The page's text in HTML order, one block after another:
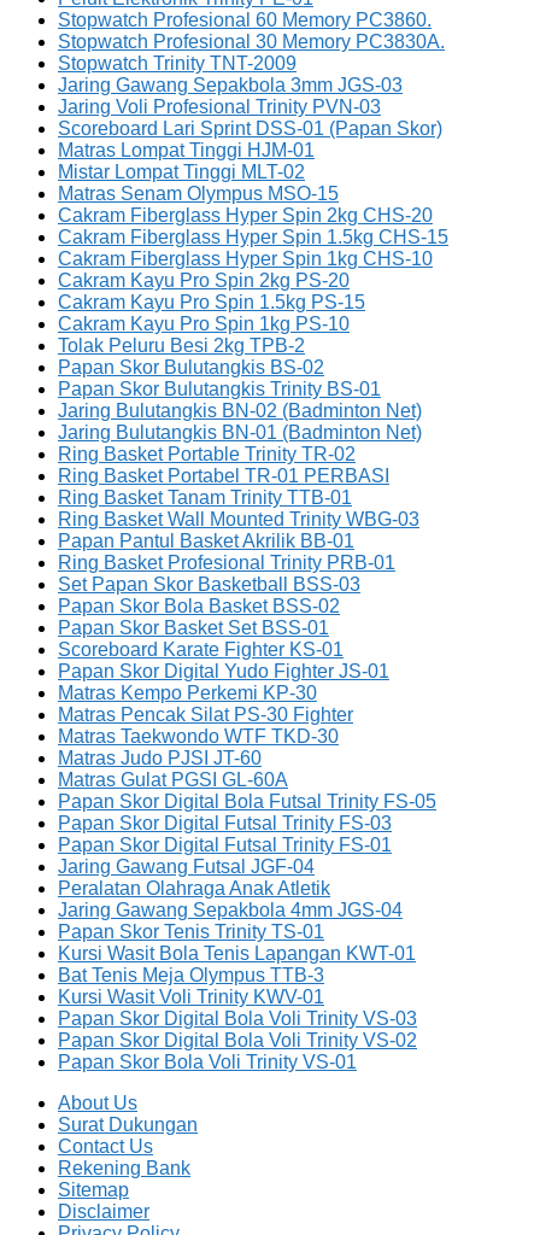
Stopwatch Profesional 60 Memory PC3860.
Stopwatch Profesional 30 Memory PC3830A.
Stopwatch Trinity TNT-2009
Jaring Gawang Sepakbola 3mm JGS-03
Jaring Voli Profesional Trinity PVN-03
Scoreboard Lari Sprint DSS-01 (Papan Skor)
Matras Lompat Tinggi HJM-01
Mistar Lompat Tinggi MLT-02
Matras Senam Olympus MSO-15
Cakram Fiberglass Hyper Spin 2kg CHS-20
Cakram Fiberglass Hyper Spin 1.5kg CHS-15
Cakram Fiberglass Hyper Spin 1kg CHS-10
Cakram Kayu Pro Spin 2kg PS-20
Cakram Kayu Pro Spin 1.5kg PS-15
Cakram Kayu Pro Spin 1kg PS-10
Tolak Peluru Besi 2kg TPB-2
Papan Skor Bulutangkis BS-02
Papan Skor Bulutangkis Trinity BS-01
Jaring Bulutangkis BN-02 (Badminton Net)
Jaring Bulutangkis BN-01 (Badminton Net)
Ring Basket Portable Trinity TR-02
Ring Basket Portabel TR-01 PERBASI
Ring Basket Tanam Trinity TTB-01
Ring Basket Wall Mounted Trinity WBG-03
Papan Pantul Basket Akrilik BB-01
Ring Basket Profesional Trinity PRB-01
Set Papan Skor Basketball BSS-03
Papan Skor Bola Basket BSS-02
Papan Skor Basket Set BSS-01
Scoreboard Karate Fighter KS-01
Papan Skor Digital Yudo Fighter JS-01
Matras Kempo Perkemi KP-30
Matras Pencak Silat PS-30 Fighter
Matras Taekwondo WTF TKD-30
Matras Judo PJSI JT-60
Matras Gulat PGSI GL-60A
Papan Skor Digital Bola Futsal Trinity FS-05
Papan Skor Digital Futsal Trinity FS-03
Papan Skor Digital Futsal Trinity FS-01
Jaring Gawang Futsal JGF-04
Peralatan Olahraga Anak Atletik
Jaring Gawang Sepakbola 4mm JGS-04
Papan Skor Tenis Trinity TS-01
Kursi Wasit Bola Tenis Lapangan KWT-01
Bat Tenis Meja Olympus TTB-3
Kursi Wasit Voli Trinity KWV-01
Papan Skor Digital Bola Voli Trinity VS-03
Papan Skor Digital Bola Voli Trinity VS-02
Papan Skor Bola Voli Trinity VS-01
About Us
Surat Dukungan
Contact Us
Rekening Bank
Sitemap
Disclaimer